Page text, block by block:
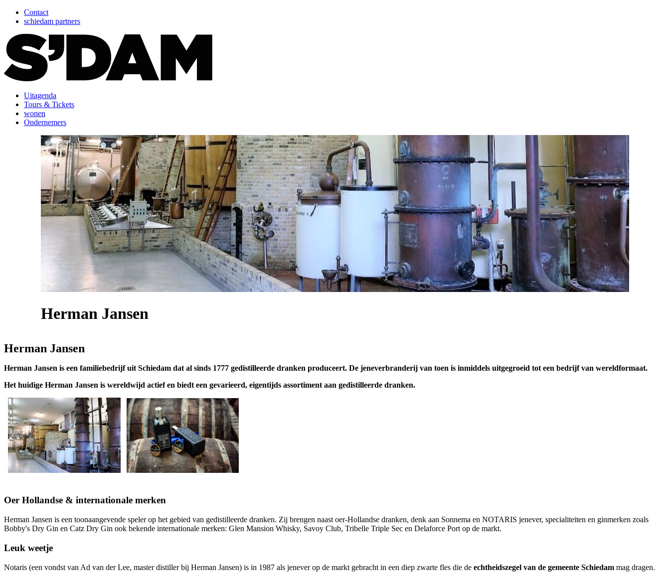
Contact
schiedam partners
Uitagenda
Tours & Tickets
wonen
Ondernemers
Herman Jansen
Herman Jansen
Herman Jansen is een familiebedrijf uit Schiedam dat al sinds 1777 gedistilleerde dranken produceert. De jeneverbranderij van toen is inmiddels uitgegroeid tot een bedrijf van wereldformaat.
Het huidige Herman Jansen is wereldwijd actief en biedt een gevarieerd, eigentijds assortiment aan gedistilleerde dranken.
Oer Hollandse & internationale merken
Herman Jansen is een toonaangevende speler op het gebied van gedistilleerde dranken. Zij brengen naast oer-Hollandse dranken, denk aan Sonnema en NOTARIS jenever, specialiteiten en ginmerken zoals
Bobby's Dry Gin en Catz Dry Gin ook bekende internationale merken: Glen Mansion Whisky, Savoy Club, Tribelle Triple Sec en Delaforce Port op de markt.
Leuk weetje
Notaris (een vondst van Ad van der Lee, master distiller bij Herman Jansen) is in 1987 als jenever op de markt gebracht in een diep zwarte fles die de echtheidszegel van de gemeente Schiedam mag dragen.